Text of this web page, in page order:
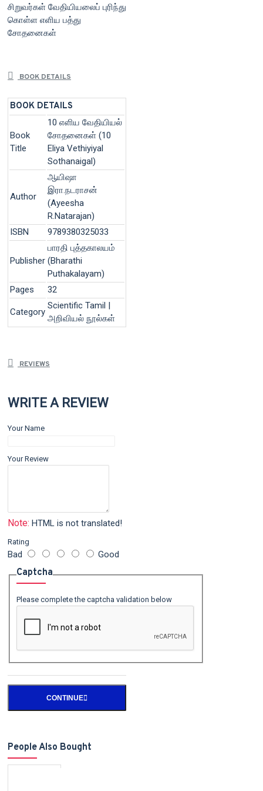
சிறுவர்கள் வேதியியலைப் புரிந்து
கொள்ள எளிய பத்து
சோதனைகள்
BOOK DETAILS
BOOK DETAILS
Book
Title
10 எளிய வேதியியல்
சோதனைகள் (10
Eliya Vethiyiyal
Sothanaigal)
Author
ஆயிஷா
இரா.நடராசன்
(Ayeesha
R.Natarajan)
ISBN
9789380325033
Publisher
பாரதி புத்தகாலயம்
(Bharathi
Puthakalayam)
Pages
32
Category
Scientific Tamil |
அறிவியல் நூல்கள்
REVIEWS
WRITE A REVIEW
Your Name
Your Review
Note: HTML is not translated!
Rating
Bad Good
Captcha
Please complete the captcha validation below
CONTINUE
People Also Bought